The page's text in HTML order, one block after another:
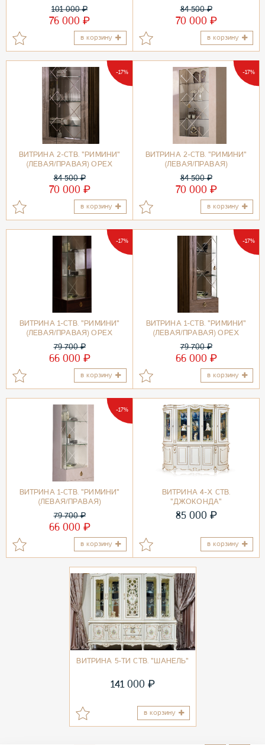
101 000₽
76 000 ₽
в корзину
ОРЕГОН/ЗОЛОТО
84 500₽
70 000 ₽
в корзину
-17%
ВИТРИНА 2-СТВ. "РИМИНИ"
(ЛЕВАЯ/ПРАВАЯ) ОРЕХ
ИМПЕРИЯ/ЗОЛОТО
84 500₽
70 000 ₽
в корзину
-17%
ВИТРИНА 2-СТВ. "РИМИНИ"
(ЛЕВАЯ/ПРАВАЯ)
84 500₽
70 000 ₽
в корзину
-17%
ВИТРИНА 1-СТВ. "РИМИНИ"
(ЛЕВАЯ/ПРАВАЯ) ОРЕХ
ОРЕГОН/ЗОЛОТО
79 700₽
66 000 ₽
в корзину
-17%
ВИТРИНА 1-СТВ. "РИМИНИ"
(ЛЕВАЯ/ПРАВАЯ) ОРЕХ
ИМПЕРИЯ/ЗОЛОТО
79 700₽
66 000 ₽
в корзину
-17%
ВИТРИНА 1-СТВ. "РИМИНИ"
(ЛЕВАЯ/ПРАВАЯ)
79 700₽
66 000 ₽
в корзину
ВИТРИНА 4-Х СТВ.
"ДЖОКОНДА"
85 000 ₽
в корзину
ВИТРИНА 5-ТИ СТВ. "ШАНЕЛЬ"
141 000 ₽
в корзину